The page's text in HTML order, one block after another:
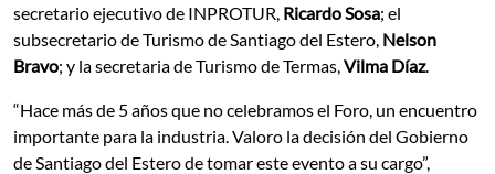
secretario ejecutivo de INPROTUR, Ricardo Sosa; el
subsecretario de Turismo de Santiago del Estero, Nelson
Bravo; y la secretaria de Turismo de Termas,Vilma Díaz.
“Hace más de 5 años que no celebramos el Foro, un encuentro
importante para la industria. Valoro la decisión del Gobierno
de Santiago del Estero de tomar este evento a su cargo”,